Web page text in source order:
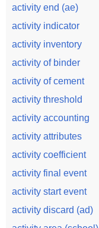
activity end (ae)
activity indicator
activity inventory
activity of binder
activity of cement
activity threshold
activity accounting
activity attributes
activity coefficient
activity final event
activity start event
activity discard (ad)